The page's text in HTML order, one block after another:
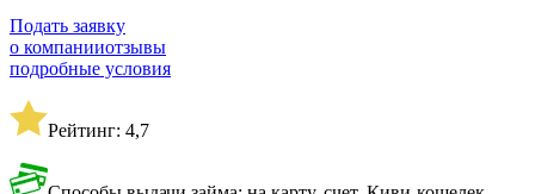
Подать заявку
о компанииотзывы
подробные условия
Рейтинг: 4,7